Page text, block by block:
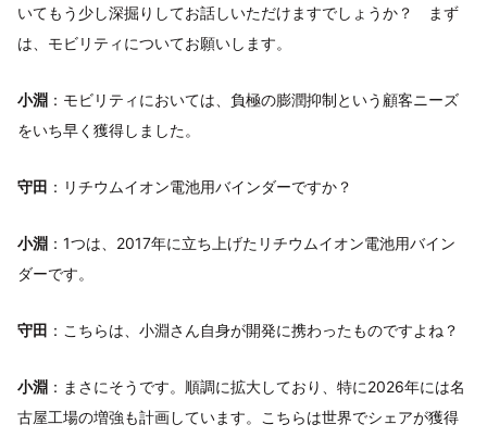
いてもう少し深掘りしてお話しいただけますでしょうか？ まず
は、モビリティについてお願いします。
小淵 ：モビリティにおいては、負極の膨潤抑制という顧客ニーズ
をいち早く獲得しました。
守田 ：リチウムイオン電池用バインダーですか？
小淵 ：1つは、2017年に立ち上げたリチウムイオン電池用バイン
ダーです。
守田 ：こちらは、小淵さん自身が開発に携わったものですよね？
小淵 ：まさにそうです。順調に拡大しており、特に2026年には名
古屋工場の増強も計画しています。こちらは世界でシェアが獲得